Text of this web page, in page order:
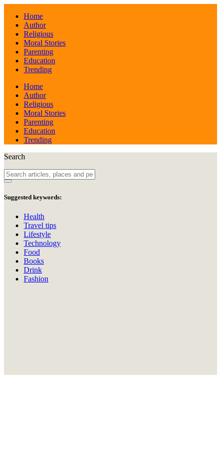
Home
Author
Religious
Moral Stories
Parenting
Education
Trending
Home
Author
Religious
Moral Stories
Parenting
Education
Trending
Search
Suggested keywords:
Health
Travel tips
Lifestyle
Technology
Food
Books
Drink
Fashion